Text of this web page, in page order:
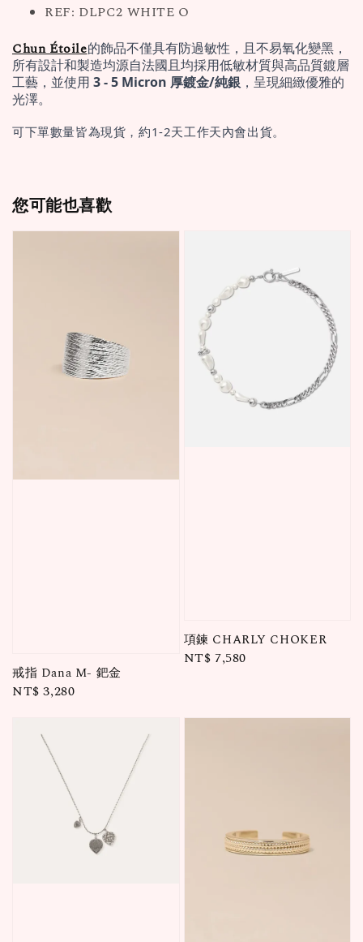
REF: DLPC2 WHITE O
Chun Étoile的飾品不僅具有防過敏性，且不易氧化變黑，
所有設計和製造均源自法國且均採用低敏材質與高品質鍍層
工藝，並使用 3 - 5 Micron 厚鍍金/純銀 ，呈現細緻優雅的
光澤。
可下單數量皆為現貨，約1-2天工作天內會出貨。
您可能也喜歡
戒指 Dana M- 鈀金
Regular
NT$ 3,280
項鍊 CHARLY CHOKER
Regular
NT$ 7,580